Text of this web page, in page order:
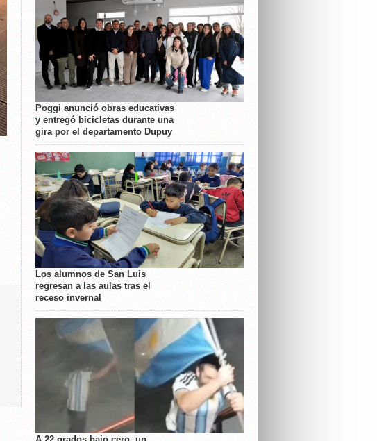
Poggi anunció obras educativas
y entregó bicicletas durante una
gira por el departamento Dupuy
Los alumnos de San Luis
regresan a las aulas tras el
receso invernal